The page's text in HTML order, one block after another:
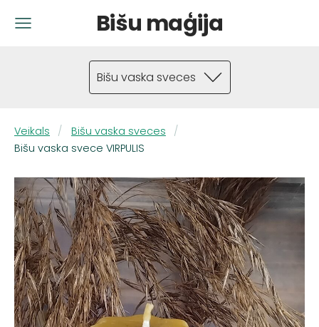
Bišu maģija
Bišu vaska sveces
Veikals
Bišu vaska sveces
Bišu vaska svece VIRPULIS